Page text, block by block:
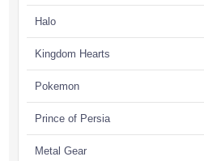
Halo
Kingdom Hearts
Pokemon
Prince of Persia
Metal Gear